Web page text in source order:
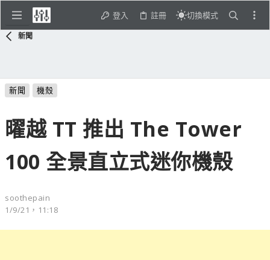
登入 註冊 切換模式
新聞
新聞 機殼
曜越 TT 推出 The Tower
100 全景直立式迷你機殼
soothepain
1/9/21，11:18